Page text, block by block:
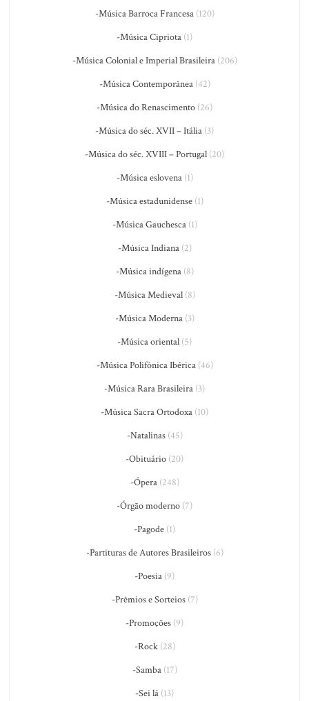
-Música Barroca Francesa(120)
-Música Cipriota (1)
-Música Colonial e Imperial Brasileira(206)
-Música Contemporânea(42)
-Música do Renascimento (26)
-Música do séc. XVII – Itália (3)
-Música do séc. XVIII – Portugal (20)
-Música eslovena(1)
-Música estadunidense(1)
-Música Gauchesca(1)
-Música Indiana(2)
-Música indígena(8)
-Música Medieval(8)
-Música Moderna(3)
-Música oriental (5)
-Música Polifônica Ibérica(46)
-Música Rara Brasileira (3)
-Música Sacra Ortodoxa (10)
-Natalinas(45)
-Obituário (20)
-Ópera(248)
-Órgão moderno (7)
-Pagode (1)
-Partituras de Autores Brasileiros(6)
-Poesia (9)
-Prêmios e Sorteios(7)
-Promoções (9)
-Rock(28)
-Samba(17)
-Sei lá (13)